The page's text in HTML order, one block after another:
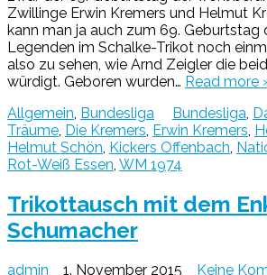
Zwillinge Erwin Kremers und Helmut
kann man ja auch zum 69. Geburtstag
Legenden im Schalke-Trikot noch
also zu sehen, wie Arnd Zeigler die
würdigt. Geboren wurden… Read more
Allgemein, Bundesliga Bundesliga,
Träume, Die Kremers, Erwin Kremers,
Helmut Schön, Kickers Offenbach,
Rot-Weiß Essen, WM 1974
Trikottausch mit dem
Schumacher
admin 1. November 2015 Keine